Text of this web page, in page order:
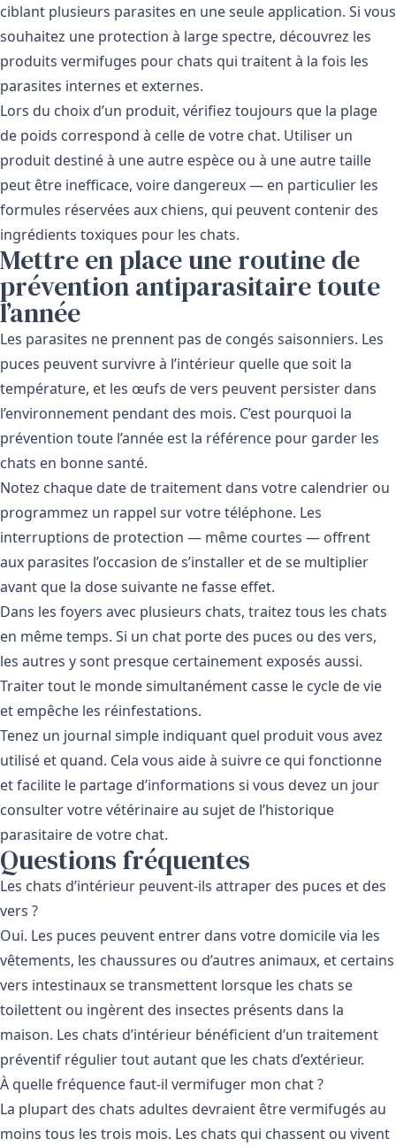
ciblant plusieurs parasites en une seule application. Si vous
souhaitez une protection à large spectre, découvrez les
produits vermifuges pour chats qui traitent à la fois les
parasites internes et externes.
Lors du choix d’un produit, vérifiez toujours que la plage
de poids correspond à celle de votre chat. Utiliser un
produit destiné à une autre espèce ou à une autre taille
peut être inefficace, voire dangereux — en particulier les
formules réservées aux chiens, qui peuvent contenir des
ingrédients toxiques pour les chats.
Mettre en place une routine de
prévention antiparasitaire toute
l’année
Les parasites ne prennent pas de congés saisonniers. Les
puces peuvent survivre à l’intérieur quelle que soit la
température, et les œufs de vers peuvent persister dans
l’environnement pendant des mois. C’est pourquoi la
prévention toute l’année est la référence pour garder les
chats en bonne santé.
Notez chaque date de traitement dans votre calendrier ou
programmez un rappel sur votre téléphone. Les
interruptions de protection — même courtes — offrent
aux parasites l’occasion de s’installer et de se multiplier
avant que la dose suivante ne fasse effet.
Dans les foyers avec plusieurs chats, traitez tous les chats
en même temps. Si un chat porte des puces ou des vers,
les autres y sont presque certainement exposés aussi.
Traiter tout le monde simultanément casse le cycle de vie
et empêche les réinfestations.
Tenez un journal simple indiquant quel produit vous avez
utilisé et quand. Cela vous aide à suivre ce qui fonctionne
et facilite le partage d’informations si vous devez un jour
consulter votre vétérinaire au sujet de l’historique
parasitaire de votre chat.
Questions fréquentes
Les chats d’intérieur peuvent-ils attraper des puces et des
vers ?
Oui. Les puces peuvent entrer dans votre domicile via les
vêtements, les chaussures ou d’autres animaux, et certains
vers intestinaux se transmettent lorsque les chats se
toilettent ou ingèrent des insectes présents dans la
maison. Les chats d’intérieur bénéficient d’un traitement
préventif régulier tout autant que les chats d’extérieur.
À quelle fréquence faut-il vermifuger mon chat ?
La plupart des chats adultes devraient être vermifugés au
moins tous les trois mois. Les chats qui chassent ou vivent